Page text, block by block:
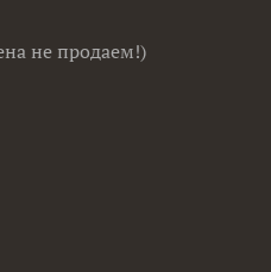
не продаем!)